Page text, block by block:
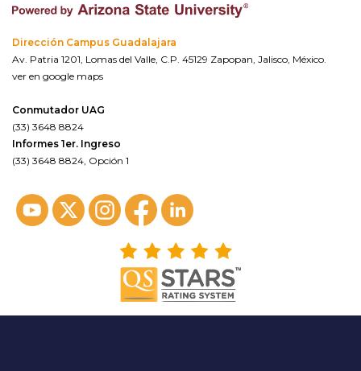
Dirección Campus Guadalajara
Av. Patria 1201, Lomas del Valle, C.P. 45129 Zapopan, Jalisco, México.
ver en google maps
Conmutador UAG
(33) 3648 8824
Informes 1er. Ingreso
(33) 3648 8824, Opción 1